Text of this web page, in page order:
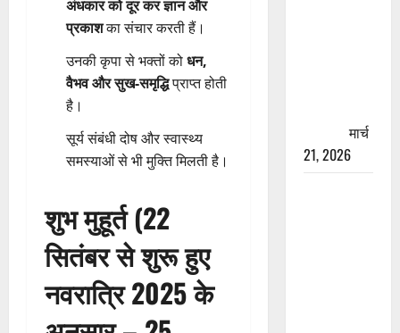
अंधकार को दूर कर ज्ञान और
प्रकाशका संचार करती हैं।
उनकी कृपा से भक्तों कोधन,
वैभव और सुख-समृद्धिप्राप्त होती
है।
सूर्य संबंधी दोष और स्वास्थ्य
समस्याओं से भी मुक्ति मिलती है।
शुभ मुहूर्त (22
सितंबर से शुरू हुए
नवरात्रि 2025 के
मार्च
21, 2026